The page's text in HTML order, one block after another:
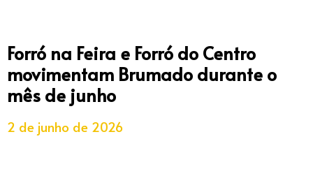
Forró na Feira e Forró do Centro
movimentam Brumado durante o
mês de junho
2 de junho de 2026